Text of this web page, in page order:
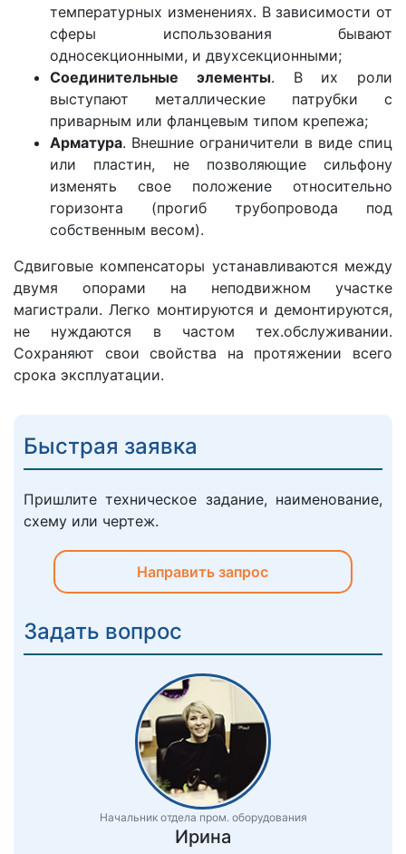
температурных изменениях. В зависимости от
сферы использования бывают
односекционными, и двухсекционными;
Соединительные элементы. В их роли
выступают металлические патрубки с
приварным или фланцевым типом крепежа;
Арматура. Внешние ограничители в виде спиц
или пластин, не позволяющие сильфону
изменять свое положение относительно
горизонта (прогиб трубопровода под
собственным весом).
Сдвиговые компенсаторы устанавливаются между
двумя опорами на неподвижном участке
магистрали. Легко монтируются и демонтируются,
не нуждаются в частом тех.обслуживании.
Сохраняют свои свойства на протяжении всего
срока эксплуатации.
Быстрая заявка
Пришлите техническое задание, наименование,
схему или чертеж.
Направить запрос
Задать вопрос
Начальник отдела пром. оборудования
Ирина